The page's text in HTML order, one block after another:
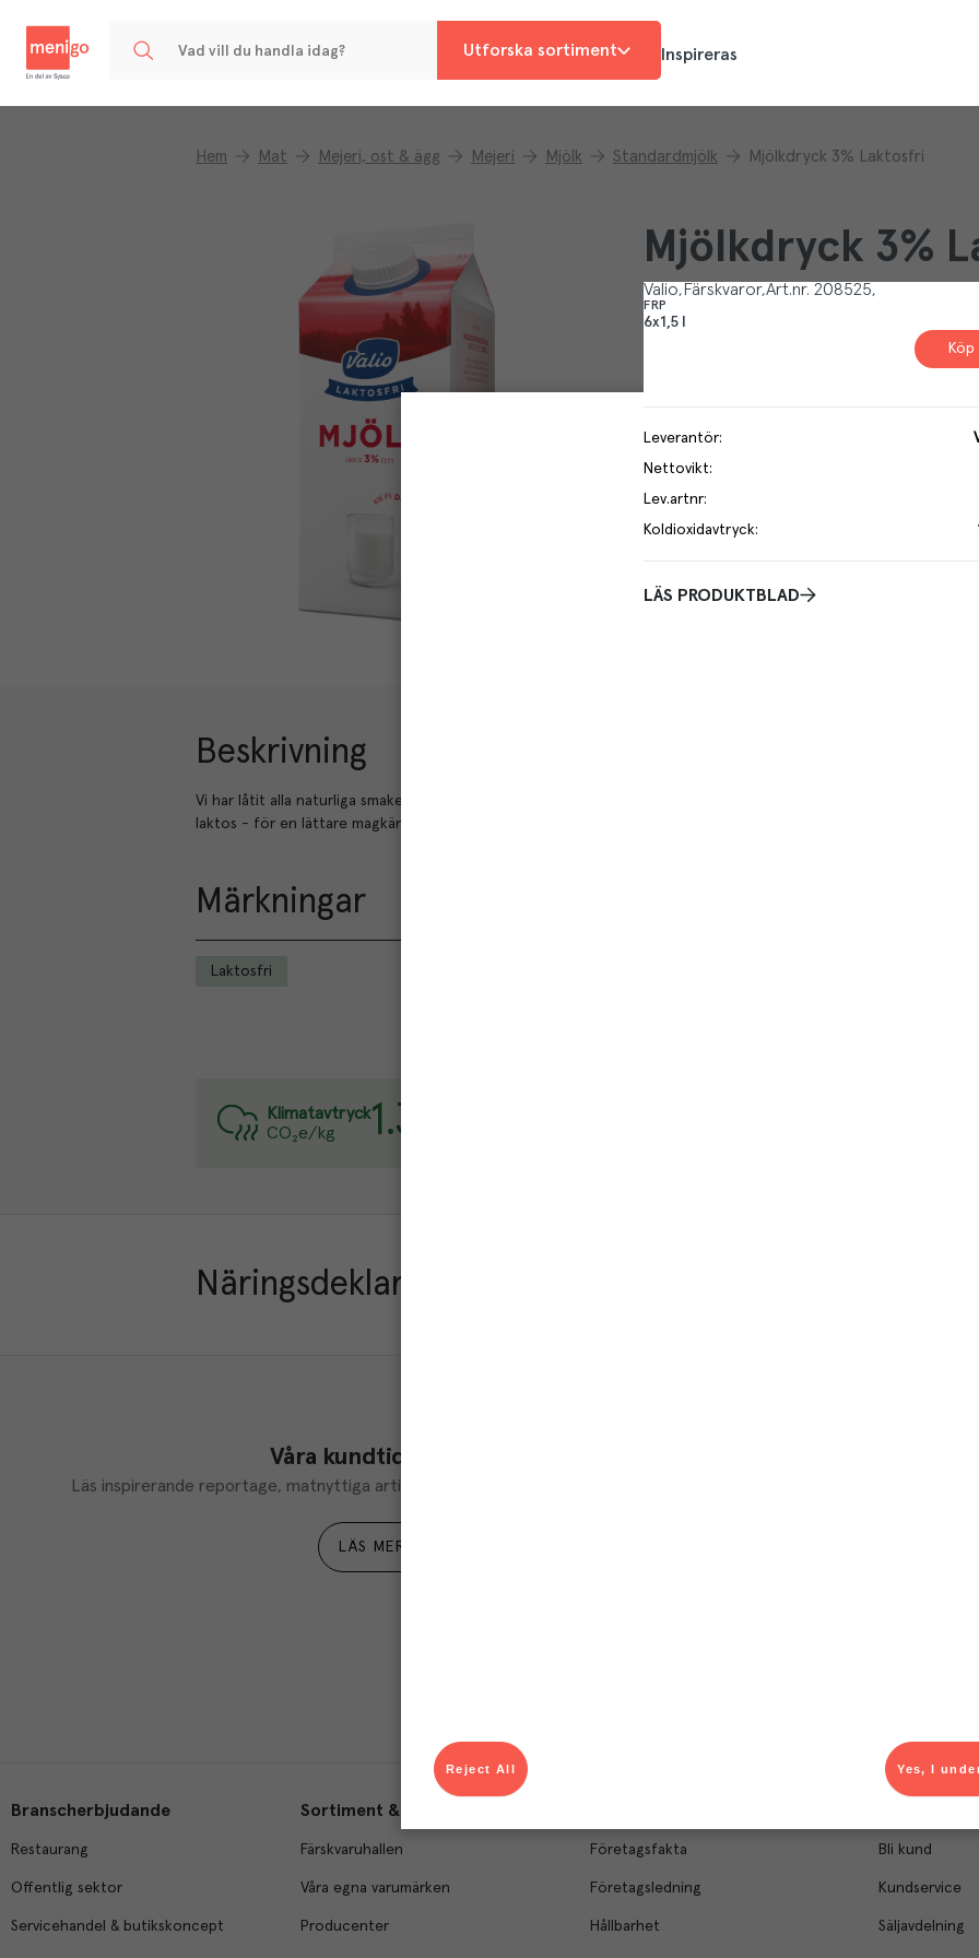
Utforska sortiment Inspireras
Hem Mat Mejeri, ost & ägg Mejeri Mjölk Standardmjölk Mjölkdryck 3% Laktosfri
Mjölkdryck 3%
Valio Färskvaror Art.nr. 208525
FRP
6x1,5 l
Köp
Leverantör:
Nettovikt:
Lev.artnr:
Koldioxidavtryck:
LÄS PRODUKTBLAD
Beskrivning
Vi har låtit alla naturliga smaker, vitaminer och mineraler vara kvar och endast tagit bort all
laktos - för en lättare magkänsla. Berikad med D-vitamin.
Märkningar
Laktosfri
Klimatavtryck
CO₂e/kg
1.3
Varje kilo av varan påverkar klimatet motsvarande utsläppen av 1.3 kg
Näringsdeklaration
Våra kundtidningar
Läs inspirerande reportage, matnyttiga artiklar och ta del av aktuella kampanjer.
LÄS MER
Du som är Menigo-
Branscherbjudande
Restaurang
Offentlig sektor
Servicehandel & butikskoncept
Sortiment & tjänster
Färskvaruhallen
Våra egna varumärken
Producenter
Företagsfakta
Företagsledning
Hållbarhet
Bli kund
Kundservice
Säljavdelning
Yes, I
Reject All